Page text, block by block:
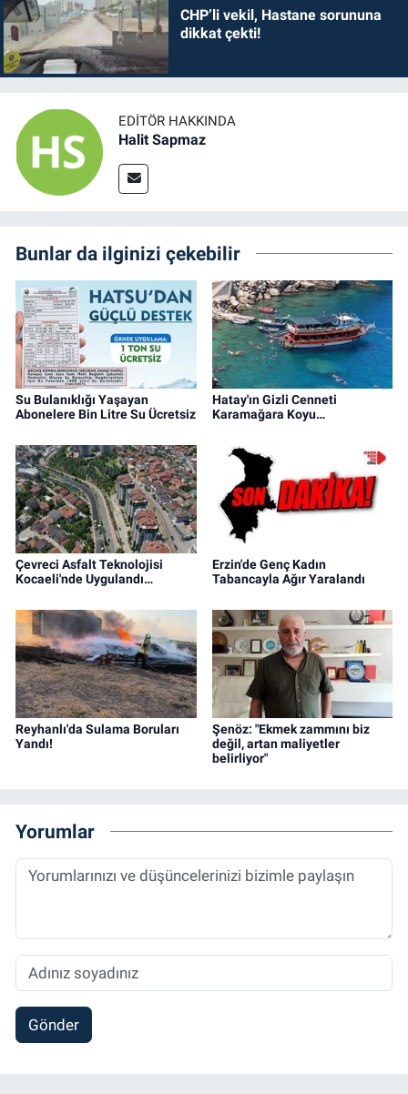
CHP’li vekil, Hastane sorununa
dikkat çekti!
EDITÖR HAKKINDA
Halit Sapmaz
Bunlar da ilginizi çekebilir
Su Bulanıklığı Yaşayan
Abonelere Bin Litre Su Ücretsiz
Hatay'ın Gizli Cenneti
Karamağara Koyu…
Çevreci Asfalt Teknolojisi
Kocaeli'nde Uygulandı…
Erzin'de Genç Kadın
Tabancayla Ağır Yaralandı
Reyhanlı'da Sulama Boruları
Yandı!
Şenöz: "Ekmek zammını biz
değil, artan maliyetler
belirliyor"
Yorumlar
Gönder